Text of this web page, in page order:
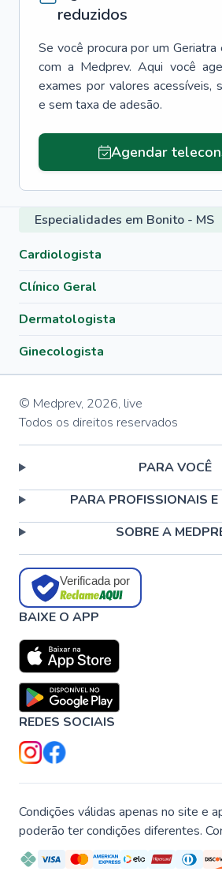
reduzidos
Se você procura por um Geriatra
com a Medprev. Aqui você
exames por valores acessíveis,
e sem taxa de adesão.
Agendar
Especialidades em Bonito - MS
Cardiologista
Clínico Geral
Dermatologista
Ginecologista
© Medprev, 2026, live
Todos os direitos reservados
PARA VOCÊ
PARA PROFISSIONAIS E
SOBRE A
Verificada por
BAIXE O APP
REDES SOCIAIS
Condições válidas apenas no site e
poderão ter condições diferentes.